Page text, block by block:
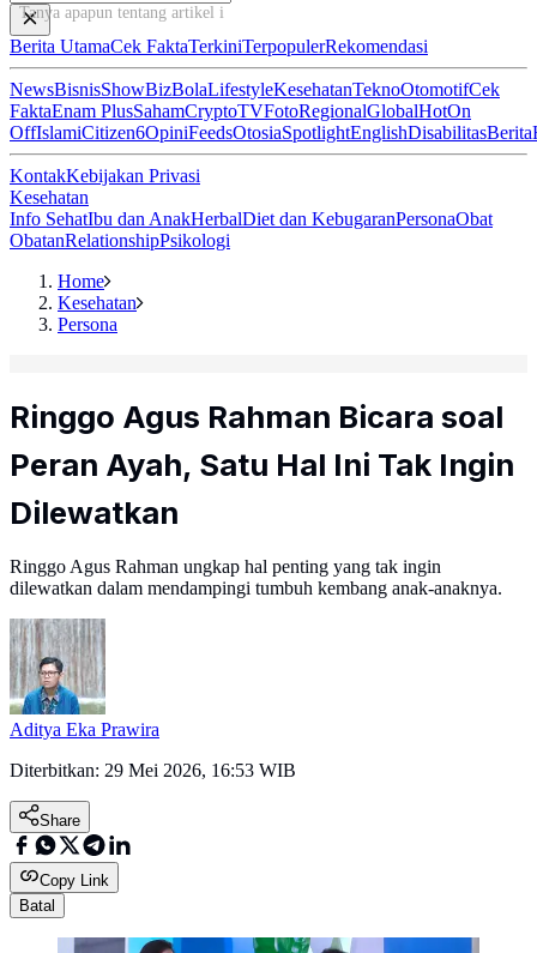
Tanya apapun tentang artikel ini...
Berita UtamaCek FaktaTerkiniTerpopulerRekomendasi
NewsBisnisShowBizBolaLifestyleKesehatanTeknoOtomotifCek
FaktaEnam PlusSahamCryptoTVFotoRegionalGlobalHotOn
OffIslamiCitizen6OpiniFeedsOtosiaSpotlightEnglishDisabilitasBerita
KontakKebijakan Privasi
Kesehatan
Info SehatIbu dan AnakHerbalDiet dan KebugaranPersonaObat
ObatanRelationshipPsikologi
Home
Kesehatan
Persona
Ringgo Agus Rahman Bicara soal
Peran Ayah, Satu Hal Ini Tak Ingin
Dilewatkan
Ringgo Agus Rahman ungkap hal penting yang tak ingin
dilewatkan dalam mendampingi tumbuh kembang anak-anaknya.
Aditya Eka Prawira
Diterbitkan: 29 Mei 2026, 16:53 WIB
Share
Copy Link
Batal